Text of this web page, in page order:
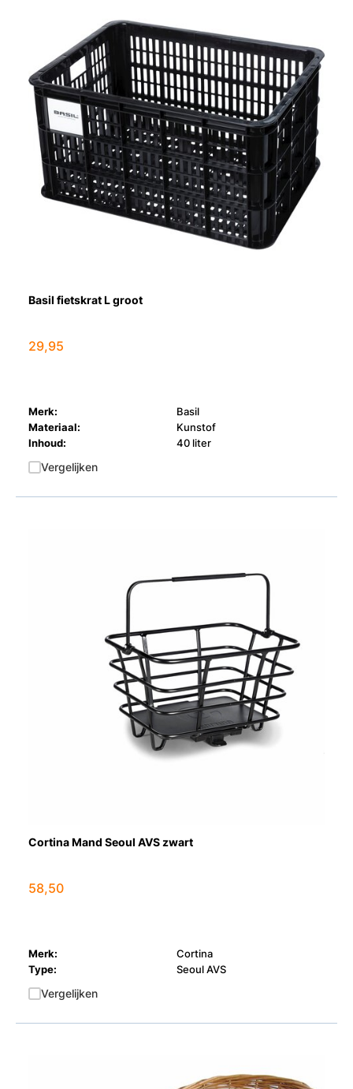
Basil fietskrat L groot
29,95
Merk:
Basil
Materiaal:
Kunstof
Inhoud:
40 liter
Vergelijken
Cortina Mand Seoul AVS zwart
58,50
Merk:
Cortina
Type:
Seoul AVS
Vergelijken